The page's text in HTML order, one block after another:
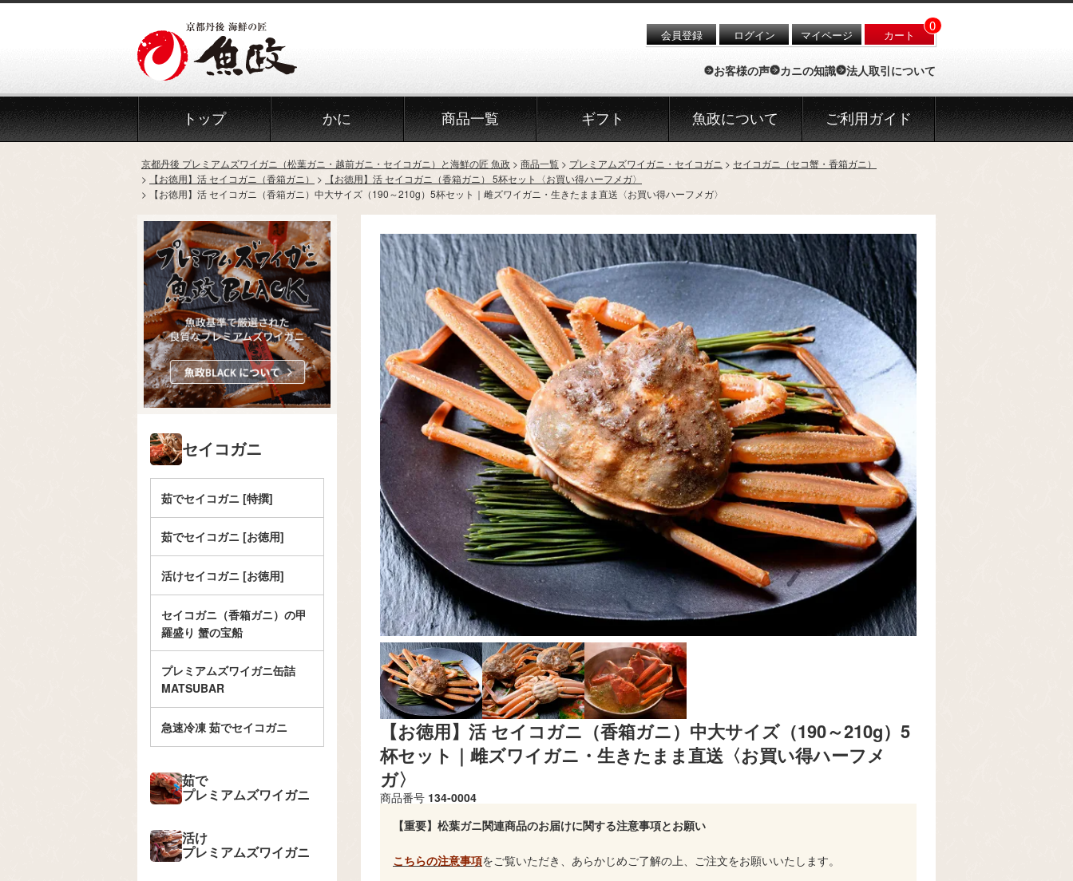
会員登録 ログイン マイページ カート
0
お客様の声 カニの知識 法人取引について
トップ かに 商品一覧 ギフト 魚政について ご利用ガイド
京都丹後 プレミアムズワイガニ（松葉ガニ・越前ガニ・セイコガニ）と海鮮の匠 魚政 商品一覧 プレミアムズワイガニ・セイコガニ
セイコガニ（セコ蟹・香箱ガニ）
【お徳用】活 セイコガニ（香箱ガニ）
【お徳用】活 セイコガニ（香箱ガニ） 5杯セット〈お買い得ハーフメガ〉
【お徳用】活 セイコガニ（香箱ガニ）中大サイズ（190～210g）5杯セット｜雌ズワイガニ・生きたまま直送〈お買い得ハーフメガ〉
セイコガニ
茹でセイコガニ [特撰]
茹でセイコガニ [お徳用]
活けセイコガニ [お徳用]
セイコガニ（香箱ガニ）の甲
羅盛り 蟹の宝船
プレミアムズワイガニ缶詰
MATSUBAR
急速冷凍 茹でセイコガニ
茹で
プレミアムズワイガニ
活け
プレミアムズワイガニ
【お徳用】活 セイコガニ（香箱ガニ）中大サイズ（190～210g）5
杯セット｜雌ズワイガニ・生きたまま直送〈お買い得ハーフメ
ガ〉
商品番号 134-0004
【重要】松葉ガニ関連商品のお届けに関する注意事項とお願い
こちらの注意事項をご覧いただき、あらかじめご了解の上、ご注文をお願いいたします。